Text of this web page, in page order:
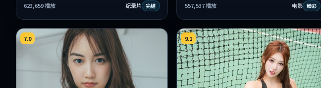
623,659播放 纪录片 完结 557,537播放 电影 臻彩
7.0 9.1